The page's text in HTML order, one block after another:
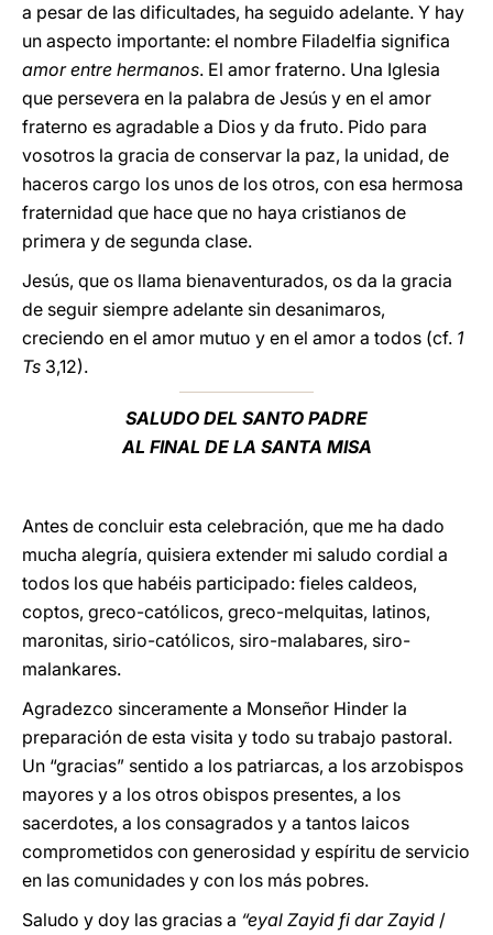
a pesar de las dificultades, ha seguido adelante. Y hay
un aspecto importante: el nombre Filadelfia significa
amor entre hermanos. El amor fraterno. Una Iglesia
que persevera en la palabra de Jesús y en el amor
fraterno es agradable a Dios y da fruto. Pido para
vosotros la gracia de conservar la paz, la unidad, de
haceros cargo los unos de los otros, con esa hermosa
fraternidad que hace que no haya cristianos de
primera y de segunda clase.
Jesús, que os llama bienaventurados, os da la gracia
de seguir siempre adelante sin desanimaros,
creciendo en el amor mutuo y en el amor a todos (cf. 1
Ts 3,12).
SALUDO DEL SANTO PADRE
AL FINAL DE LA SANTA MISA
Antes de concluir esta celebración, que me ha dado
mucha alegría, quisiera extender mi saludo cordial a
todos los que habéis participado: fieles caldeos,
coptos, greco-católicos, greco-melquitas, latinos,
maronitas, sirio-católicos, siro-malabares, siro-
malankares.
Agradezco sinceramente a Monseñor Hinder la
preparación de esta visita y todo su trabajo pastoral.
Un “gracias” sentido a los patriarcas, a los arzobispos
mayores y a los otros obispos presentes, a los
sacerdotes, a los consagrados y a tantos laicos
comprometidos con generosidad y espíritu de servicio
en las comunidades y con los más pobres.
Saludo y doy las gracias a “eyal Zayid fi dar Zayid /